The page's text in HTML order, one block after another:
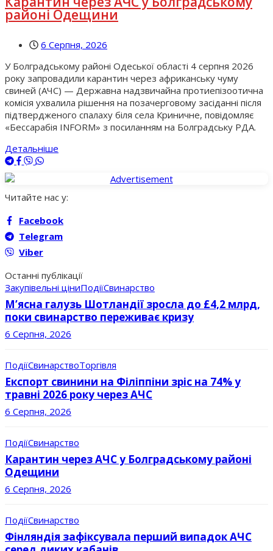
районі Одещини
6 Серпня, 2026
У Болградському районі Одеської області 4 серпня 2026
року запровадили карантин через африканську чуму
свиней (АЧС) — Державна надзвичайна протиепізоотична
комісія ухвалила рішення на позачерговому засіданні після
підтвердженого спалаху біля села Криничне, повідомляє
«Бессарабія INFORM» з посиланням на Болградську РДА.
Детальніше
Читайте нас у:
Facebook
Telegram
Viber
Останні публікації
Закупівельні ціниПодіїСвинарство
М’ясна галузь Шотландії зросла до £4,2 млрд,
поки свинарство переживає кризу
6 Серпня, 2026
ПодіїСвинарствоТоргівля
Експорт свинини на Філіппіни зріс на 74% у
травні 2026 року через АЧС
6 Серпня, 2026
ПодіїСвинарство
Карантин через АЧС у Болградському районі
Одещини
6 Серпня, 2026
ПодіїСвинарство
Фінляндія зафіксувала перший випадок АЧС